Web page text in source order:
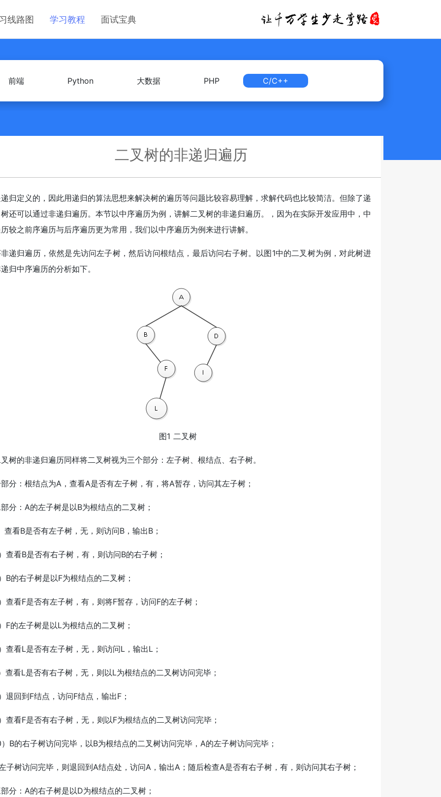
线路图 学习教程 面试宝典
前端 Python 大数据 PHP C/C++
二叉树的非递归遍历
归定义的，因此用递归的算法思想来解决树的遍历等问题比较容易理解，求解代码也比较简洁。但除了递
还可以通过非递归遍历。本节以中序遍历为例，讲解二叉树的非递归遍历。，因为在实际开发应用中，中
较之前序遍历与后序遍历更为常用，我们以中序遍历为例来进行讲解。
递归遍历，依然是先访问左子树，然后访问根结点，最后访问右子树。以图1中的二叉树为例，对此树进
归中序遍历的分析如下。
图1 二叉树
树的非递归遍历同样将二叉树视为三个部分：左子树、根结点、右子树。
分：根结点为A，查看A是否有左子树，有，将A暂存，访问其左子树；
分：A的左子树是以B为根结点的二叉树；
查看B是否有左子树，无，则访问B，输出B；
查看B是否有右子树，有，则访问B的右子树；
B的右子树是以F为根结点的二叉树；
查看F是否有左子树，有，则将F暂存，访问F的左子树；
F的左子树是以L为根结点的二叉树；
查看L是否有左子树，无，则访问L，输出L；
查看L是否有右子树，无，则以L为根结点的二叉树访问完毕；
退回到F结点，访问F结点，输出F；
查看F是否有右子树，无，则以F为根结点的二叉树访问完毕；
B的右子树访问完毕，以B为根结点的二叉树访问完毕，A的左子树访问完毕；
子树访问完毕，则退回到A结点处，访问A，输出A；随后检查A是否有右子树，有，则访问其右子树；
分：A的右子树是以D为根结点的二叉树；